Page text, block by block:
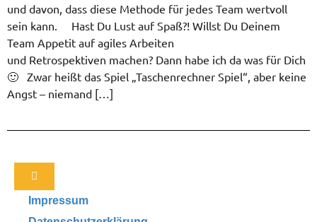
und davon, dass diese Methode für jedes Team wertvoll
sein kann. Hast Du Lust auf Spaß?! Willst Du Deinem
Team Appetit auf agiles Arbeiten
und Retrospektiven machen? Dann habe ich da was für Dich
🙂 Zwar heißt das Spiel „Taschenrechner Spiel“, aber keine
Angst – niemand […]
Impressum